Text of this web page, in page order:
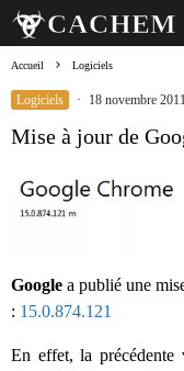
Accueil Logiciels
Logiciels · 18 novembre 2011
Mise à jour de
Google a publié une
: 15.0.874.121
En effet, la précédente